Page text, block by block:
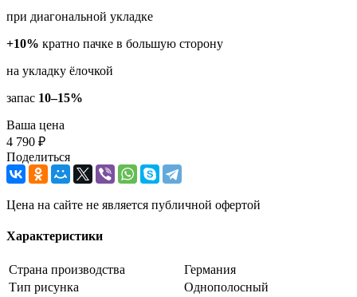
при диагональной укладке
+10% кратно пачке в большую сторону
на укладку ёлочкой
запас 10–15%
Ваша цена
4 790 ₽
Поделиться
Цена на сайте не является публичной офертой
Характеристики
Страна производства
Германия
Тип рисунка
Однополосный